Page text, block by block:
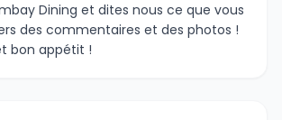
Dining et dites nous ce que vous
des commentaires et des photos !
bon appétit !